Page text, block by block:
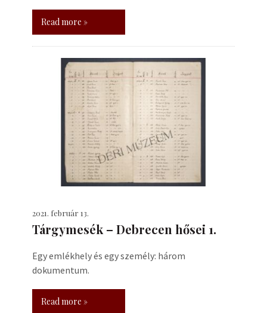
Read more »
2021. február 13.
Tárgymesék – Debrecen hősei 1.
Egy emlékhely és egy személy: három
dokumentum.
Read more »